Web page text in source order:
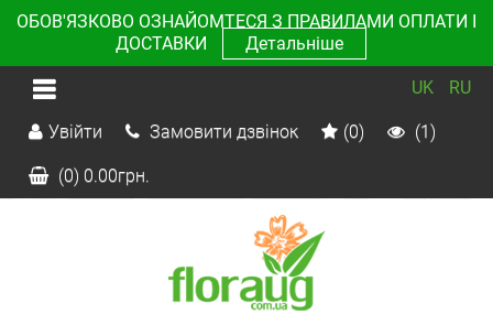
ОБОВ'ЯЗКОВО ОЗНАЙОМТЕСЯ З ПРАВИЛАМИ ОПЛАТИ І
ДОСТАВКИ
Детальніше
UK RU
Увійти Замовити дзвінок (0) (1)
(0) 0.00грн.